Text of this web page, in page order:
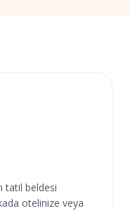
tatil beldesi
otelinize veya